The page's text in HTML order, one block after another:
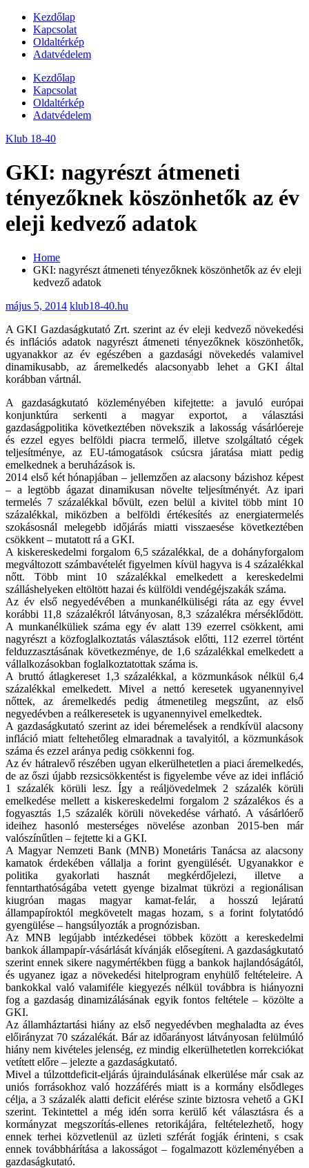
Skip
content
Kezdőlap
Kapcsolat
Oldaltérkép
Adatvédelem
Kezdőlap
Kapcsolat
Oldaltérkép
Adatvédelem
Klub 18-40
GKI: nagyrészt átmeneti
tényezőknek köszönhetők az év
eleji kedvező adatok
Home
GKI: nagyrészt átmeneti tényezőknek köszönhetők az év eleji
kedvező adatok
május 5, 2014 klub18-40.hu
A GKI Gazdaságkutató Zrt. szerint az év eleji kedvező növekedési
és inflációs adatok nagyrészt átmeneti tényezőknek köszönhetők,
ugyanakkor az év egészében a gazdasági növekedés valamivel
dinamikusabb, az áremelkedés alacsonyabb lehet a GKI által
korábban vártnál.
A gazdaságkutató közleményében kifejtette: a javuló európai
konjunktúra serkenti a magyar exportot, a választási
gazdaságpolitika következtében növekszik a lakosság vásárlóereje
és ezzel egyes belföldi piacra termelő, illetve szolgáltató cégek
teljesítménye, az EU-támogatások csúcsra járatása miatt pedig
emelkednek a beruházások is.
2014 első két hónapjában – jellemzően az alacsony bázishoz képest
– a legtöbb ágazat dinamikusan növelte teljesítményét. Az ipari
termelés 7 százalékkal bővült, ezen belül a kivitel több mint 10
százalékkal, miközben a belföldi értékesítés az energiatermelés
szokásosnál melegebb időjárás miatti visszaesése következtében
csökkent – mutatott rá a GKI.
A kiskereskedelmi forgalom 6,5 százalékkal, de a dohányforgalom
megváltozott számbavételét figyelmen kívül hagyva is 4 százalékkal
nőtt. Több mint 10 százalékkal emelkedett a kereskedelmi
szálláshelyeken eltöltött hazai és külföldi vendégéjszakák száma.
Az év első negyedévében a munkanélküliségi ráta az egy évvel
korábbi 11,8 százalékról látványosan, 8,3 százalékra mérséklődött.
A munkanélküliek száma egy év alatt 139 ezerrel csökkent, ami
nagyrészt a közfoglalkoztatás választások előtti, 112 ezerrel történt
felduzzasztásának következménye, de 1,6 százalékkal emelkedett a
vállalkozásokban foglalkoztatottak száma is.
A bruttó átlagkereset 1,3 százalékkal, a közmunkások nélkül 6,4
százalékkal emelkedett. Mivel a nettó keresetek ugyanennyivel
nőttek, az áremelkedés pedig átmenetileg megszűnt, az első
negyedévben a reálkeresetek is ugyanennyivel emelkedtek.
A gazdaságkutató szerint az idei béremelések a rendkívül alacsony
infláció miatt feltehetőleg elmaradnak a tavalyitól, a közmunkások
száma és ezzel aránya pedig csökkenni fog.
Az év hátralevő részében ugyan elkerülhetetlen a piaci áremelkedés,
de az őszi újabb rezsicsökkentést is figyelembe véve az idei infláció
1 százalék körüli lesz. Így a reáljövedelmek 2 százalék körüli
emelkedése mellett a kiskereskedelmi forgalom 2 százalékos és a
fogyasztás 1,5 százalék körüli növekedése várható. A vásárlóerő
ideihez hasonló mesterséges növelése azonban 2015-ben már
valószínűtlen – fejtette ki a GKI.
A Magyar Nemzeti Bank (MNB) Monetáris Tanácsa az alacsony
kamatok érdekében vállalja a forint gyengülését. Ugyanakkor e
politika gyakorlati hasznát megkérdőjelezi, illetve a
fenntarthatóságába vetett gyenge bizalmat tükrözi a regionálisan
kiugróan magas magyar kamat-felár, a hosszú lejáratú
állampapíroktól megkövetelt magas hozam, s a forint folytatódó
gyengülése – hangsúlyozták a prognózisban.
Az MNB legújabb intézkedései többek között a kereskedelmi
bankok állampapír-vásárlását kívánják elősegíteni. A gazdaságkutató
szerint ennek sikere nagymértékben függ a bankok hajlandóságától,
és ugyanez igaz a növekedési hitelprogram enyhülő feltételeire. A
bankokkal való valamiféle kiegyezés nélkül továbbra is hiányozni
fog a gazdaság dinamizálásának egyik fontos feltétele – közölte a
GKI.
Az államháztartási hiány az első negyedévben meghaladta az éves
előirányzat 70 százalékát. Bár az időarányost látványosan felülmúló
hiány nem kivételes jelenség, ez mindig elkerülhetetlen korrekciókat
vetített előre – jelezte a gazdaságkutató.
Mivel a túlzottdeficit-eljárás újraindulásának elkerülése már csak az
uniós forrásokhoz való hozzáférés miatt is a kormány elsődleges
célja, a 3 százalék alatti deficit elérése szinte biztosra vehető a GKI
szerint. Tekintettel a még idén sorra kerülő két választásra és a
kormányzat megszorítás-ellenes retorikájára, feltételezhető, hogy
ennek terhei közvetlenül az üzleti szférát fogják érinteni, s csak
ennek továbbhárítása a lakosságot – fogalmazott közleményében a
gazdaságkutató.